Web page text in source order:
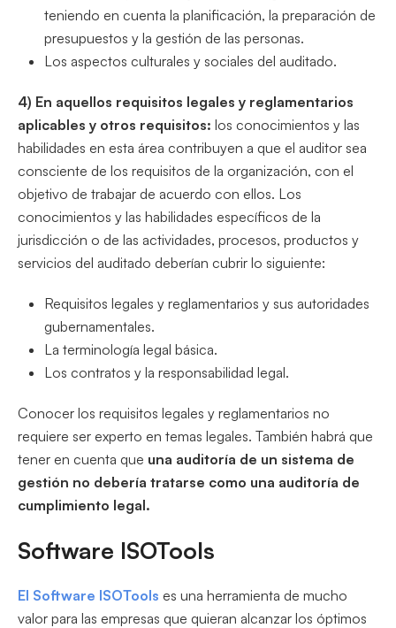
teniendo en cuenta la planificación, la preparación de
presupuestos y la gestión de las personas.
Los aspectos culturales y sociales del auditado.
4) En aquellos requisitos legales y reglamentarios
aplicables y otros requisitos: los conocimientos y las
habilidades en esta área contribuyen a que el auditor sea
consciente de los requisitos de la organización, con el
objetivo de trabajar de acuerdo con ellos. Los
conocimientos y las habilidades específicos de la
jurisdicción o de las actividades, procesos, productos y
servicios del auditado deberían cubrir lo siguiente:
Requisitos legales y reglamentarios y sus autoridades
gubernamentales.
La terminología legal básica.
Los contratos y la responsabilidad legal.
Conocer los requisitos legales y reglamentarios no
requiere ser experto en temas legales. También habrá que
tener en cuenta que una auditoría de un sistema de
gestión no debería tratarse como una auditoría de
cumplimiento legal.
Software ISOTools
El Software ISOTools es una herramienta de mucho
valor para las empresas que quieran alcanzar los óptimos